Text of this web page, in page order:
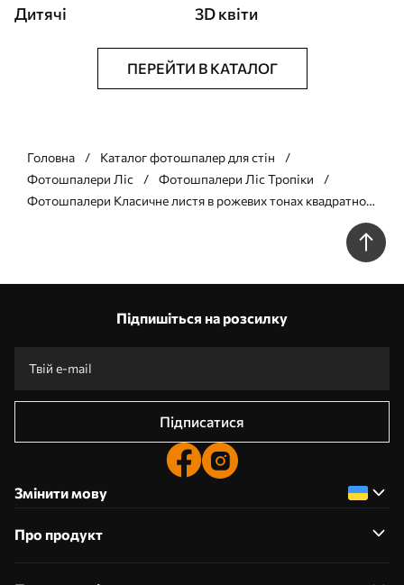
Дитячі 3D квіти
ПЕРЕЙТИ В КАТАЛОГ
Головна
Каталог фотошпалер для стін
Фотошпалери Ліс
Фотошпалери Ліс Тропіки
Фотошпалери Класичне листя в рожевих тонах квадратної
Підпишіться на розсилку
Підписатися
Змінити мову
Про продукт